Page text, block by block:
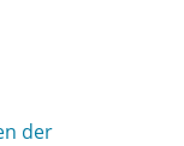
der